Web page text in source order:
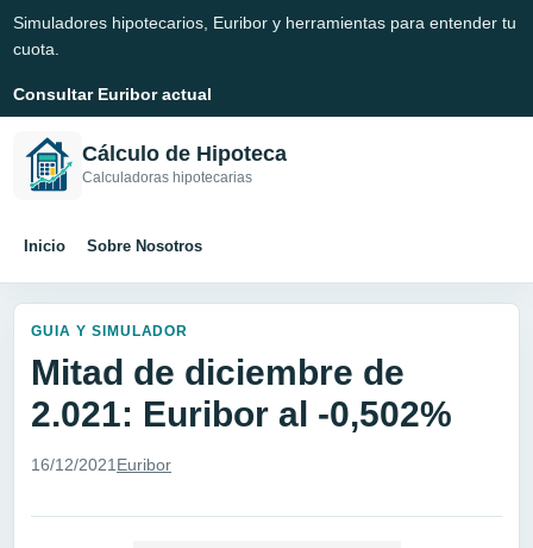
Simuladores hipotecarios, Euribor y herramientas para entender tu
cuota.
Consultar Euribor actual
Cálculo de Hipoteca
Calculadoras hipotecarias
Inicio Sobre Nosotros
GUIA Y SIMULADOR
Mitad de diciembre de
2.021: Euribor al -0,502%
16/12/2021 Euribor